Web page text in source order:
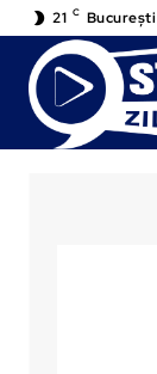
21 C București